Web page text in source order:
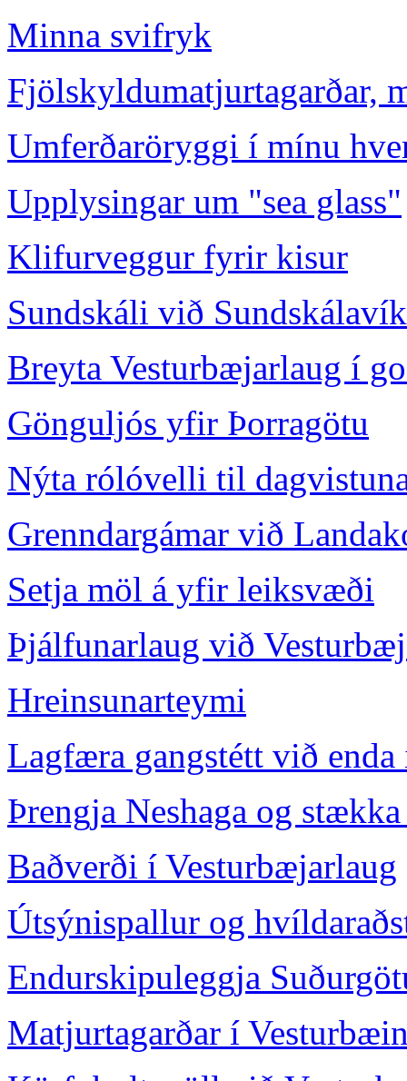
Minna svifryk
Fjölskyldumatjurtagarðar,
Umferðaröryggi í mínu
Upplysingar um "sea glass"
Klifurveggur fyrir kisur
Sundskáli við Sundskálavík
Breyta Vesturbæjarlaug í
Gönguljós yfir Þorragötu
Nýta rólóvelli til
Grenndargámar við
Setja möl á yfir leiksvæði
Þjálfunarlaug við
Hreinsunarteymi
Lagfæra gangstétt við
Þrengja Neshaga og
Baðverði í Vesturbæjarlaug
Útsýnispallur og
Endurskipuleggja
Matjurtagarðar í